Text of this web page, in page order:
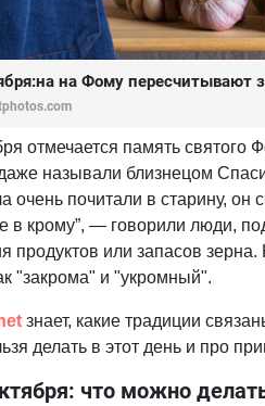
на Фому пересчитывают
отмечается память
называли близнецом
очень почитали в старину,
в крому”, — говорили люди,
продуктов или запасов
"закрома" и "укромный".
знает, какие традиции
делать в этот день и про
что можно